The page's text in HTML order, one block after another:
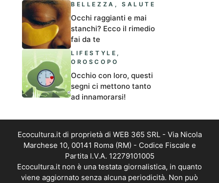
BELLEZZA ,SALUTE
Occhi raggianti e mai
stanchi? Ecco il rimedio
fai da te
LIFESTYLE ,
OROSCOPO
Occhio con loro, questi
segni ci mettono tanto
ad innamorarsi!
Ecocultura.it di proprietà di WEB 365 SRL - Via Nicola
Marchese 10, 00141 Roma (RM) - Codice Fiscale e
Partita I.V.A. 12279101005
Ecocultura.it non è una testata giornalistica, in quanto
viene aggiornato senza alcuna periodicità. Non può